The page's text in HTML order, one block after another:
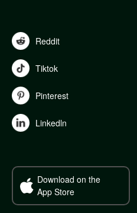
Reddit
Tiktok
Pinterest
Linkedln
Download on the
App Store